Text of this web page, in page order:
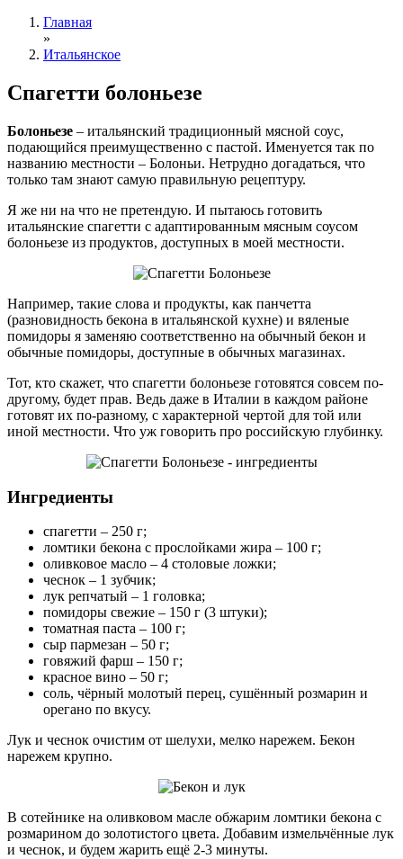
Главная
»
Итальянское
Спагетти болоньезе
Болоньезе – итальянский традиционный мясной соус,
подающийся преимущественно с пастой. Именуется так по
названию местности – Болоньи. Нетрудно догадаться, что
только там знают самую правильную рецептуру.
Я же ни на что не претендую. И пытаюсь готовить
итальянские спагетти с адаптированным мясным соусом
болоньезе из продуктов, доступных в моей местности.
Например, такие слова и продукты, как панчетта
(разновидность бекона в итальянской кухне) и вяленые
помидоры я заменяю соответственно на обычный бекон и
обычные помидоры, доступные в обычных магазинах.
Тот, кто скажет, что спагетти болоньезе готовятся совсем по-
другому, будет прав. Ведь даже в Италии в каждом районе
готовят их по-разному, с характерной чертой для той или
иной местности. Что уж говорить про российскую глубинку.
Ингредиенты
спагетти – 250 г;
ломтики бекона с прослойками жира – 100 г;
оливковое масло – 4 столовые ложки;
чеснок – 1 зубчик;
лук репчатый – 1 головка;
помидоры свежие – 150 г (3 штуки);
томатная паста – 100 г;
сыр пармезан – 50 г;
говяжий фарш – 150 г;
красное вино – 50 г;
соль, чёрный молотый перец, сушённый розмарин и
орегано по вкусу.
Лук и чеснок очистим от шелухи, мелко нарежем. Бекон
нарежем крупно.
В сотейнике на оливковом масле обжарим ломтики бекона с
розмарином до золотистого цвета. Добавим измельчённые лук
и чеснок, и будем жарить ещё 2-3 минуты.